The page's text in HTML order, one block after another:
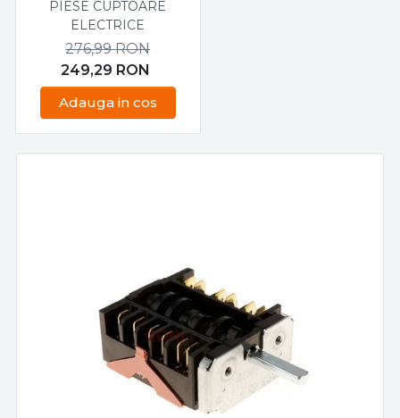
PIESE CUPTOARE
ELECTRICE
249,29 RON
276,99RON
Adauga in cos